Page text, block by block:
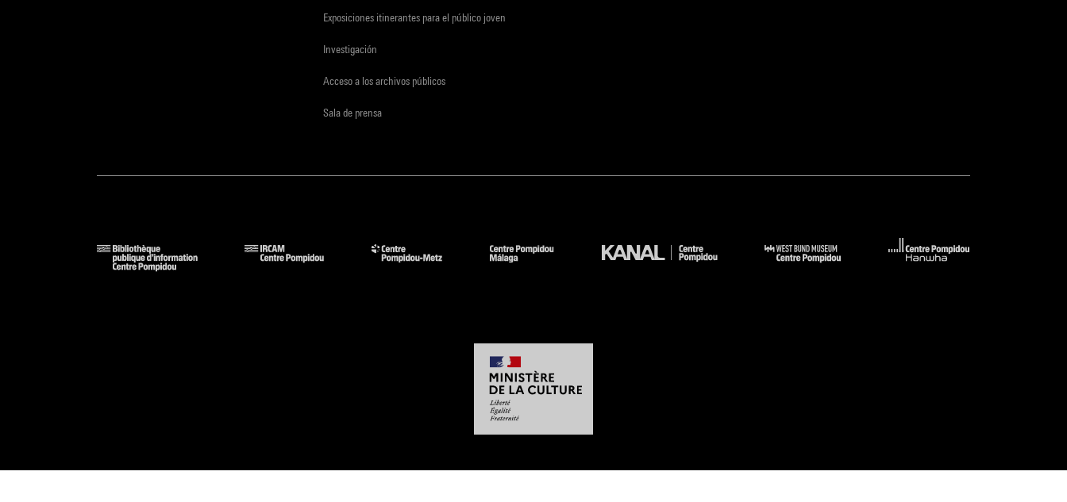
Exposiciones itinerantes para el público joven
Investigación
Acceso a los archivos públicos
Sala de prensa